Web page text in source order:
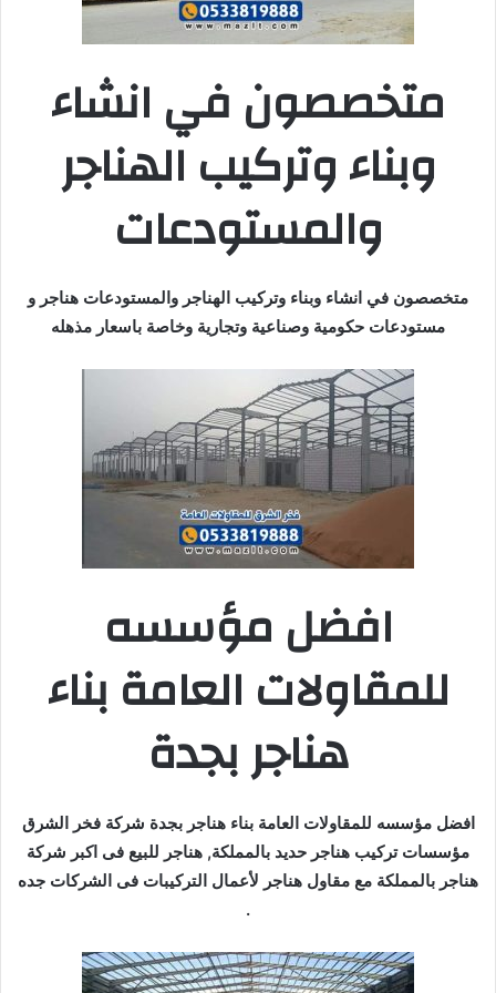
متخصصون في انشاء
وبناء وتركيب الهناجر
والمستودعات
متخصصون في انشاء وبناء وتركيب الهناجر والمستودعات هناجر و
مستودعات حكومية وصناعية وتجارية وخاصة باسعار مذهله
افضل مؤسسه
للمقاولات العامة بناء
هناجر بجدة
افضل مؤسسه للمقاولات العامة بناء هناجر بجدة شركة فخر الشرق
مؤسسات تركيب هناجر حديد بالمملكة, هناجر للبيع فى اكبر شركة
هناجر بالمملكة مع مقاول هناجر لأعمال التركيبات فى الشركات جده
.